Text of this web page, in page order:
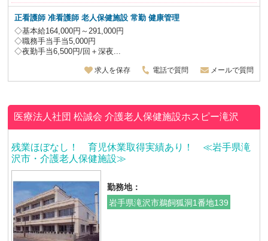
正看護師 准看護師 老人保健施設常勤 健康管理
◇基本給164,000円～291,000円
◇職務手当手当5,000円
◇夜勤手当6,500円/回＋深夜...
求人を保存 電話で質問 メールで質問
医療法人社団 松誠会介護老人保健施設ホスピー滝沢
残業ほぼなし！ 育児休業取得実績あり！ ≪岩手県滝
沢市・介護老人保健施設≫
勤務地：
岩手県滝沢市鵜飼狐洞1番地139